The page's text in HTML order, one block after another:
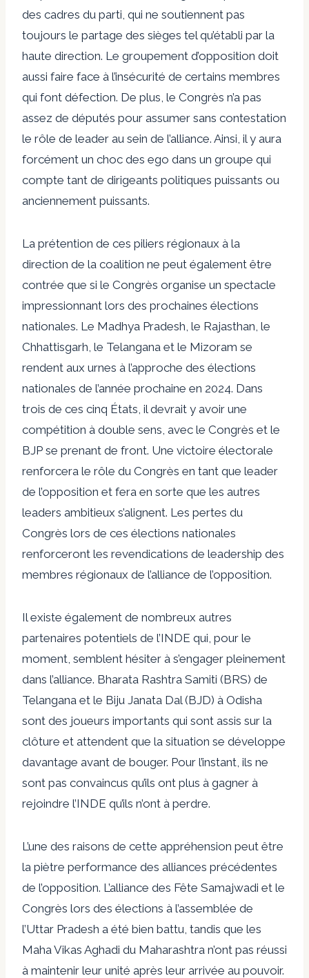
des cadres du parti, qui ne soutiennent pas
toujours le partage des sièges tel qu’établi par la
haute direction. Le groupement d’opposition doit
aussi faire face à l’insécurité de certains membres
qui font défection. De plus, le Congrès n’a pas
assez de députés pour assumer sans contestation
le rôle de leader au sein de l’alliance. Ainsi, il y aura
forcément un choc des ego dans un groupe qui
compte tant de dirigeants politiques puissants ou
anciennement puissants.
La prétention de ces piliers régionaux à la
direction de la coalition ne peut également être
contrée que si le Congrès organise un spectacle
impressionnant lors des prochaines élections
nationales. Le Madhya Pradesh, le Rajasthan, le
Chhattisgarh, le Telangana et le Mizoram se
rendent aux urnes à l’approche des élections
nationales de l’année prochaine en 2024. Dans
trois de ces cinq États, il devrait y avoir une
compétition à double sens, avec le Congrès et le
BJP se prenant de front. Une victoire électorale
renforcera le rôle du Congrès en tant que leader
de l’opposition et fera en sorte que les autres
leaders ambitieux s’alignent. Les pertes du
Congrès lors de ces élections nationales
renforceront les revendications de leadership des
membres régionaux de l’alliance de l’opposition.
Il existe également de nombreux autres
partenaires potentiels de l’INDE qui, pour le
moment, semblent hésiter à s’engager pleinement
dans l’alliance. Bharata Rashtra Samiti (BRS) de
Telangana et le Biju Janata Dal (BJD) à Odisha
sont des joueurs importants qui sont assis sur la
clôture et attendent que la situation se développe
davantage avant de bouger. Pour l’instant, ils ne
sont pas convaincus qu’ils ont plus à gagner à
rejoindre l’INDE qu’ils n’ont à perdre.
L’une des raisons de cette appréhension peut être
la piètre performance des alliances précédentes
de l’opposition. L’alliance des Fête Samajwadi et le
Congrès lors des élections à l’assemblée de
l’Uttar Pradesh a été bien battu, tandis que les
Maha Vikas Aghadi du Maharashtra n’ont pas réussi
à maintenir leur unité après leur arrivée au pouvoir.